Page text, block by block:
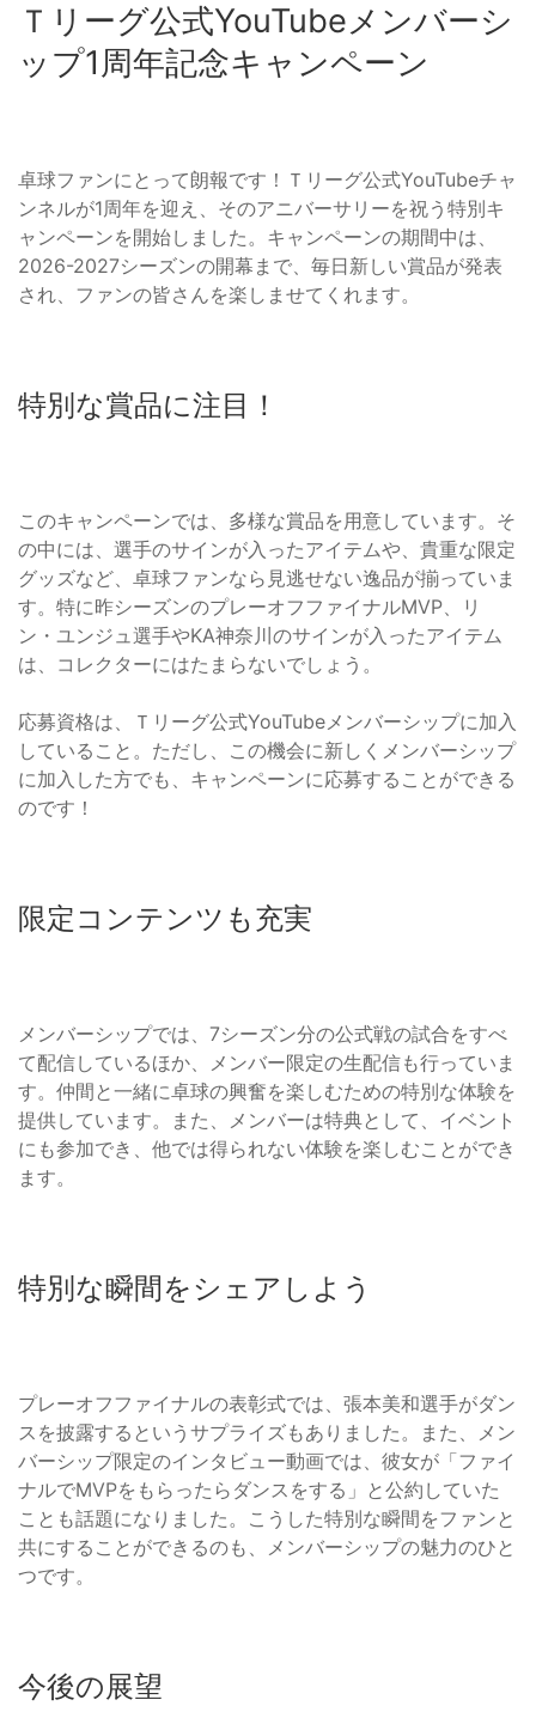
Ｔリーグ公式YouTubeメンバーシ
ップ1周年記念キャンペーン
卓球ファンにとって朗報です！Ｔリーグ公式YouTubeチャ
ンネルが1周年を迎え、そのアニバーサリーを祝う特別キ
ャンペーンを開始しました。キャンペーンの期間中は、
2026-2027シーズンの開幕まで、毎日新しい賞品が発表
され、ファンの皆さんを楽しませてくれます。
特別な賞品に注目！
このキャンペーンでは、多様な賞品を用意しています。そ
の中には、選手のサインが入ったアイテムや、貴重な限定
グッズなど、卓球ファンなら見逃せない逸品が揃っていま
す。特に昨シーズンのプレーオフファイナルMVP、リ
ン・ユンジュ選手やKA神奈川のサインが入ったアイテム
は、コレクターにはたまらないでしょう。
応募資格は、Ｔリーグ公式YouTubeメンバーシップに加入
していること。ただし、この機会に新しくメンバーシップ
に加入した方でも、キャンペーンに応募することができる
のです！
限定コンテンツも充実
メンバーシップでは、7シーズン分の公式戦の試合をすべ
て配信しているほか、メンバー限定の生配信も行っていま
す。仲間と一緒に卓球の興奮を楽しむための特別な体験を
提供しています。また、メンバーは特典として、イベント
にも参加でき、他では得られない体験を楽しむことができ
ます。
特別な瞬間をシェアしよう
プレーオフファイナルの表彰式では、張本美和選手がダン
スを披露するというサプライズもありました。また、メン
バーシップ限定のインタビュー動画では、彼女が「ファイ
ナルでMVPをもらったらダンスをする」と公約していた
ことも話題になりました。こうした特別な瞬間をファンと
共にすることができるのも、メンバーシップの魅力のひと
つです。
今後の展望